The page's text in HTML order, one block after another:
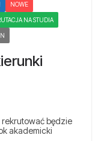
NOWE
NA STUDIA
będzie
akademicki